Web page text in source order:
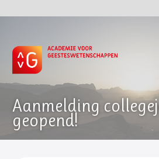
Aanmelding
geopend!